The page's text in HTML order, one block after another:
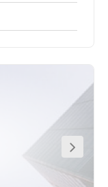
de 150.000
à un
dans les
export.Le
zone
et autres
superbe